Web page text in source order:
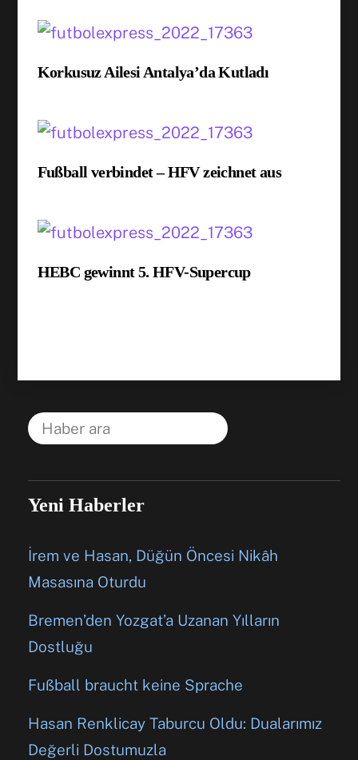
Korkusuz Ailesi Antalya’da Kutladı
Fußball verbindet – HFV zeichnet aus
HEBC gewinnt 5. HFV-Supercup
Yeni Haberler
İrem ve Hasan, Düğün Öncesi Nikâh
Masasına Oturdu
Bremen’den Yozgat’a Uzanan Yılların
Dostluğu
Fußball braucht keine Sprache
Hasan Renklicay Taburcu Oldu: Dualarımız
Değerli Dostumuzla